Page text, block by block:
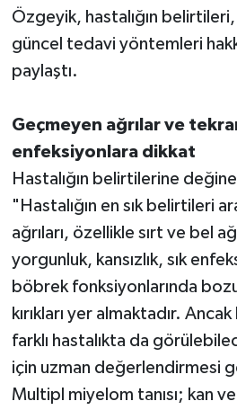
Özgeyik, hastalığın belirtileri,
güncel tedavi yöntemleri
paylaştı.
Geçmeyen ağrılar ve
enfeksiyonlara dikkat
Hastalığın belirtilerine
"Hastalığın en sık belirtileri
ağrıları, özellikle sırt ve bel
yorgunluk, kansızlık, sık
böbrek fonksiyonlarında
kırıkları yer almaktadır.
farklı hastalıkta da
için uzman değerlendirmesi
Multipl miyelom tanısı; kan